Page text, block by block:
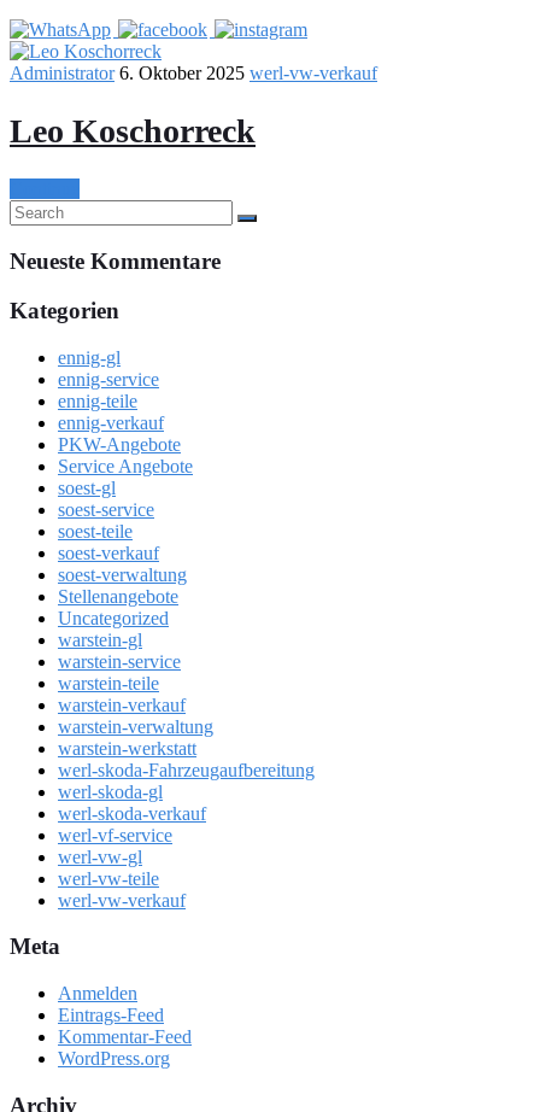
Administrator 6. Oktober 2025 werl-vw-verkauf
Leo Koschorreck
Neueste Kommentare
Kategorien
ennig-gl
ennig-service
ennig-teile
ennig-verkauf
PKW-Angebote
Service Angebote
soest-gl
soest-service
soest-teile
soest-verkauf
soest-verwaltung
Stellenangebote
Uncategorized
warstein-gl
warstein-service
warstein-teile
warstein-verkauf
warstein-verwaltung
warstein-werkstatt
werl-skoda-Fahrzeugaufbereitung
werl-skoda-gl
werl-skoda-verkauf
werl-vf-service
werl-vw-gl
werl-vw-teile
werl-vw-verkauf
Meta
Anmelden
Eintrags-Feed
Kommentar-Feed
WordPress.org
Archiv